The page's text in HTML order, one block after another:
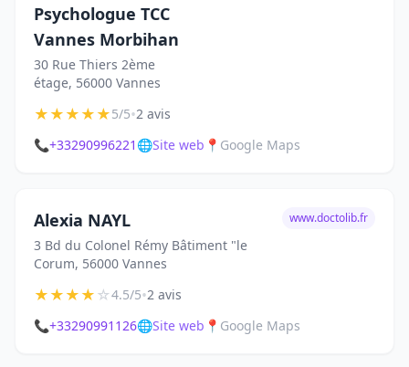
Psychologue TCC
Vannes Morbihan
30 Rue Thiers 2ème
étage, 56000 Vannes
★★★★★5/5•2 avis
📞+33290996221 🌐Site web 📍 Google Maps
Alexia NAYL
3 Bd du Colonel Rémy Bâtiment "le
Corum, 56000 Vannes
www.doctolib.fr
★★★★☆4.5/5•2 avis
📞+33290991126🌐Site web 📍 Google Maps